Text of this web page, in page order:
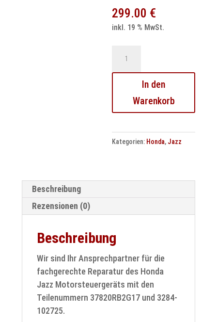
299.00 €
inkl. 19 % MwSt.
Reparatur
|
3284-
In den
Warenkorb
Kategorien: Honda, Jazz
Beschreibung
Rezensionen (0)
Beschreibung
Wir sind Ihr Ansprechpartner für die
fachgerechte Reparatur des Honda
Jazz Motorsteuergeräts mit den
Teilenummern 37820RB2G17 und 3284-
102725.